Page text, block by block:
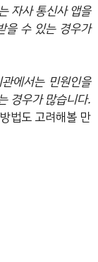
자사 통신사 앱을
을 수 있는 경우가
에서는 민원인을
경우가 많습니다.
법도 고려해볼 만